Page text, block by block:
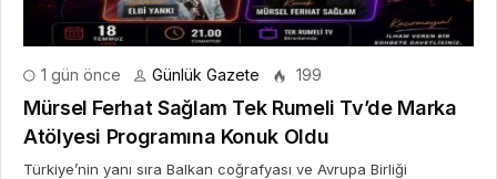
1 gün önce Günlük Gazete 199
Mürsel Ferhat Sağlam Tek Rumeli Tv’de Marka
Atölyesi Programına Konuk Oldu
Türkiye’nin yanı sıra Balkan coğrafyası ve Avrupa Birliği